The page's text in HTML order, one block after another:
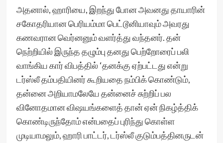
அதனால், ஹாரியை, இறந்து போன அவனது தாயாரின்
சகோதரியான பெரியம்மா பெட்டூனியாவும் அவரது
கணவரான வெர்னனும் வளர்த்து வந்தனர். தன்
நெற்றியில் இருந்த தழும்பு தனது பெற்றோரைப் பலி
வாங்கிய கார் விபத்தில் ‘தனக்கு ஏற்பட்டது என்று
டர்ஸ்லீ தம்பதியினர் கூறியதை நம்பிக் கொண்டும்,
தன்னை அறியாமலேயே தன்னைச் சுற்றிப் பல
வினோதமான விஷயங்களைத் தான் ஏன் நிகழ்த்திக்
கொண்டிருந்தோம் என்பதைப் புரிந்து கொள்ள
முடியாமலும், ஹாரி பாட்டர், டர்ஸ்லீ குடும்பத்தினருடன்